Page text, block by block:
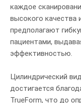
каждое
высокого
предполагают
пациентами,
эффективностью.
Цилиндрический
достигается
TrueForm, что до